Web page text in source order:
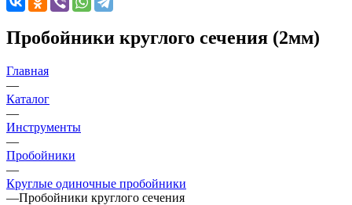
Пробойники круглого сечения (2мм)
Главная
—
Каталог
—
Инструменты
—
Пробойники
—
Круглые одиночные пробойники
—Пробойники круглого сечения